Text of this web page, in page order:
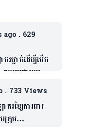
ago. 629
ម្នាក់ដើម្បីបើក
ចូលរួមជាមួយ
. 733 Views
ខ្សែការពារ
ក្រុម